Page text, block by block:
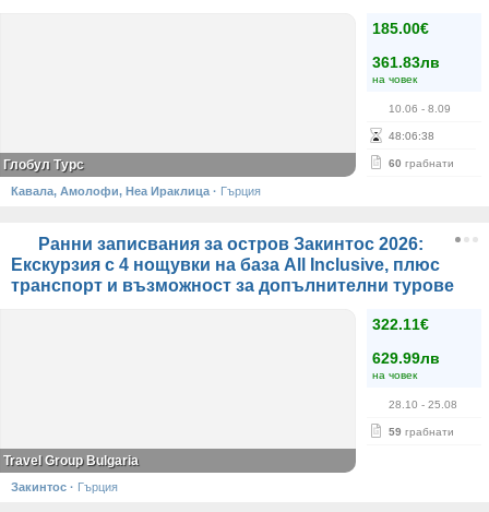
185.00€
361.83лв
на човек
10.06 - 8.09
48:06:37
60 грабнати
Глобул Турс
Кавала, Амолофи, Неа Ираклица · Гърция
Ранни записвания за остров Закинтос 2026:
Екскурзия с 4 нощувки на база All Inclusive, плюс
транспорт и възможност за допълнителни турове
322.11€
629.99лв
на човек
28.10 - 25.08
59 грабнати
Travel Group Bulgaria
Закинтос · Гърция